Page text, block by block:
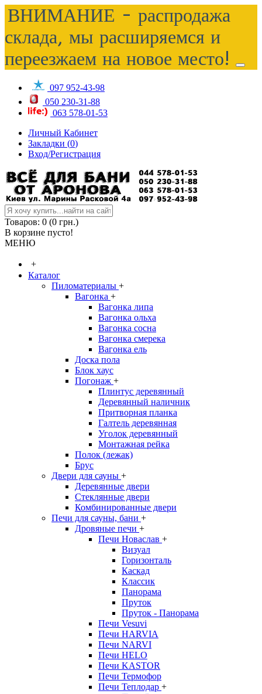
ВНИМАНИЕ - распродажа
склада, мы расширяемся и
переезжаем на новое место!
097 952-43-98
050 230-31-88
063 578-01-53
Личный Кабинет
Закладки (0)
Вход/Регистрация
Товаров: 0 (0 грн.)
В корзине пусто!
МЕНЮ
+
Каталог
Пиломатериалы +
Вагонка +
Вагонка липа
Вагонка ольха
Вагонка сосна
Вагонка смерека
Вагонка ель
Доска пола
Блок хаус
Погонаж +
Плинтус деревянный
Деревянный наличник
Притворная планка
Галтель деревянная
Уголок деревянный
Монтажная рейка
Полок (лежак)
Брус
Двери для сауны +
Деревянные двери
Стеклянные двери
Комбинированные двери
Печи для сауны, бани +
Дровяные печи +
Печи Новаслав +
Визуал
Горизонталь
Каскад
Классик
Панорама
Пруток
Пруток - Панорама
Печи Vesuvi
Печи HARVIA
Печи NARVI
Печи HELO
Печи KASTOR
Печи Термофор
Печи Теплодар +